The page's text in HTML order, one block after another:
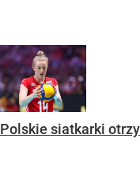
Polskie siatkarki